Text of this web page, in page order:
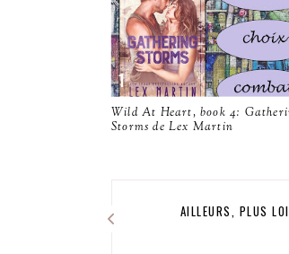
Wild At Heart, book 4:
Storms de Lex Martin
AILLEURS, PLUS